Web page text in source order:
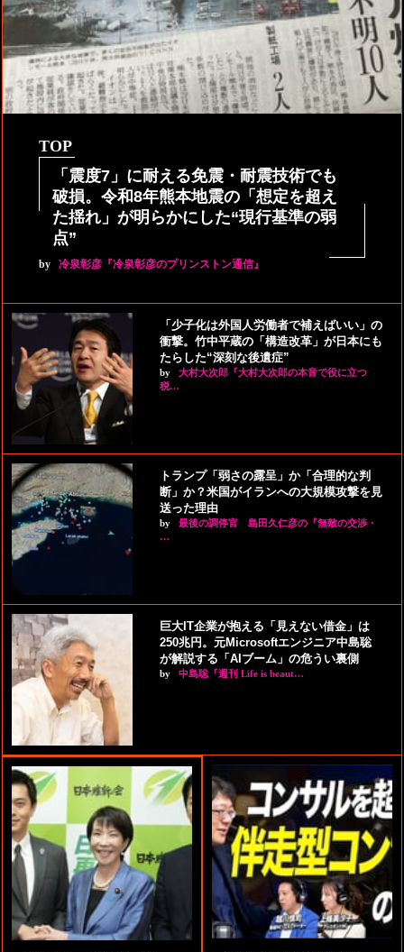
TOP
「震度7」に耐える免震・耐震技術でも
破損。令和8年熊本地震の「想定を超え
た揺れ」が明らかにした“現行基準の弱
点”
by 冷泉彰彦『冷泉彰彦のプリンストン通信』
「少子化は外国人労働者で補えばいい」の
衝撃。竹中平蔵の「構造改革」が日本にも
たらした“深刻な後遺症”
by
大村大次郎『大村大次郎の本音で役に立つ
税…
トランプ「弱さの露呈」か「合理的な判
断」か？米国がイランへの大規模攻撃を見
送った理由
by
最後の調停官 島田久仁彦の『無敵の交渉・
…
巨大IT企業が抱える「見えない借金」は
250兆円。元Microsoftエンジニア中島聡
が解説する「AIブーム」の危うい裏側
by 中島聡『週刊 Life is beaut…